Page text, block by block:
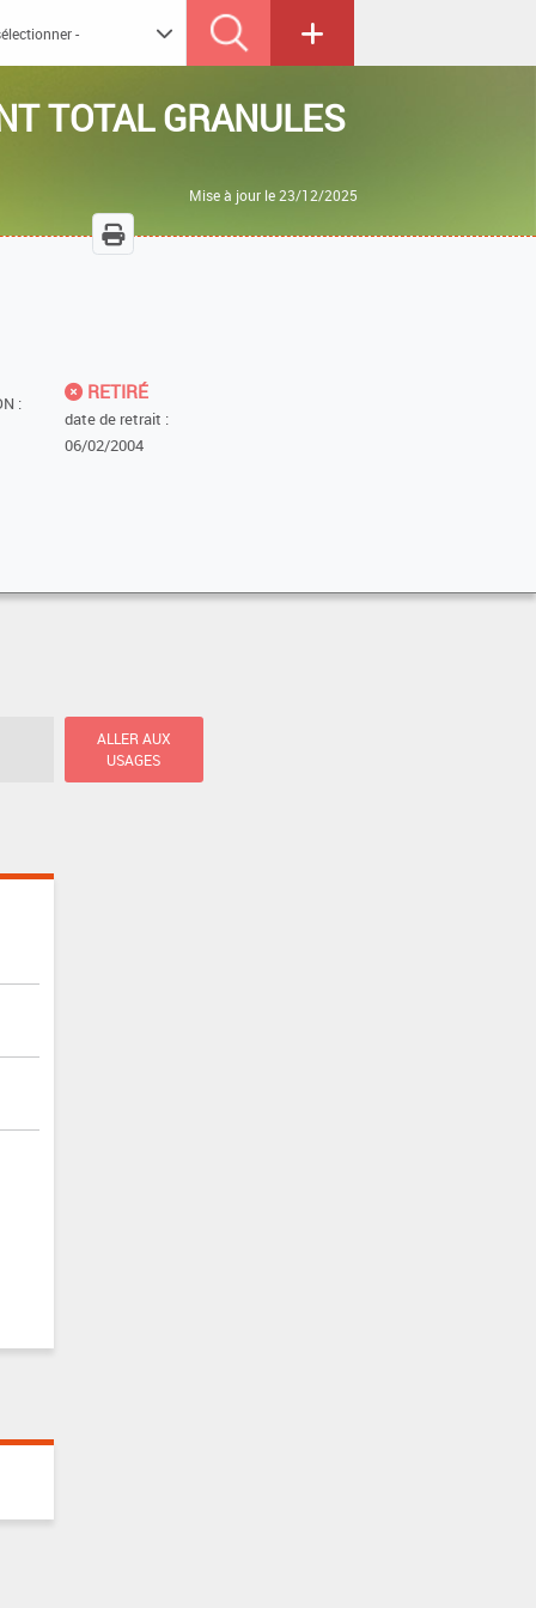
TOTAL GRANULES
Mise à jour le 23/12/2025
:
RETIRÉ
date de retrait :
06/02/2004
ALLER AUX
USAGES